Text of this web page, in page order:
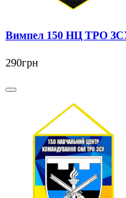
Вимпел 150 НЦ ТРО
290грн